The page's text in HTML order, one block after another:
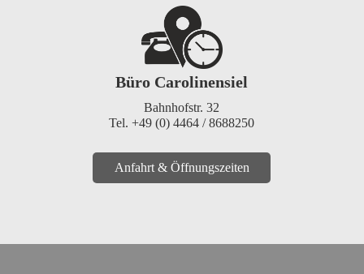
Büro Carolinensiel
Bahnhofstr. 32
Tel. +49 (0) 4464 / 8688250
Anfahrt & Öffnungszeiten